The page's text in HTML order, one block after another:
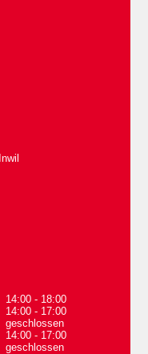
14:00 - 18:00
14:00 - 17:00
geschlossen
14:00 - 17:00
geschlossen